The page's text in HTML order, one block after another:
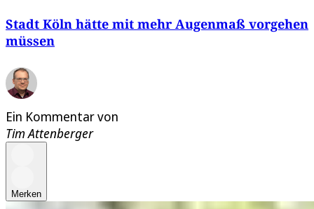
Stadt Köln hätte mit mehr Augenmaß vorgehen
müssen
Ein Kommentar von
Tim Attenberger
Merken